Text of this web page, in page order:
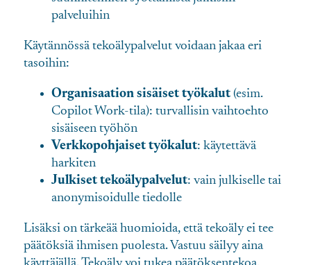
palveluihin
Käytännössä tekoälypalvelut voidaan jakaa eri
tasoihin:
Organisaation sisäiset työkalut (esim.
Copilot Work-tila): turvallisin vaihtoehto
sisäiseen työhön
Verkkopohjaiset työkalut: käytettävä
harkiten
Julkiset tekoälypalvelut: vain julkiselle tai
anonymisoidulle tiedolle
Lisäksi on tärkeää huomioida, että tekoäly ei tee
päätöksiä ihmisen puolesta. Vastuu säilyy aina